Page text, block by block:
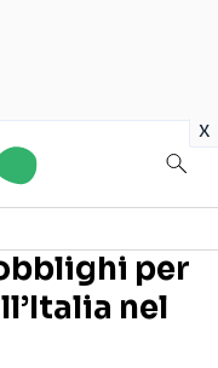
x
per
nel